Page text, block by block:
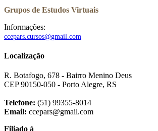
Grupos de Estudos Virtuais
Informações:
ccepars.cursos@gmail.com
Localização
R. Botafogo, 678 - Bairro Menino Deus
CEP 90150-050 - Porto Alegre, RS
Telefone: (51) 99355-8014
Email: ccepars@gmail.com
Filiado à